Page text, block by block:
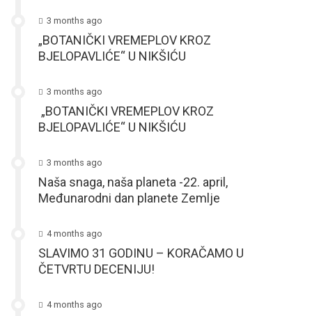
3 months ago
„BOTANIČKI VREMEPLOV KROZ
BJELOPAVLIĆE“ U NIKŠIĆU
3 months ago
„BOTANIČKI VREMEPLOV KROZ
BJELOPAVLIĆE“ U NIKŠIĆU
3 months ago
Naša snaga, naša planeta -22. april,
Međunarodni dan planete Zemlje
4 months ago
SLAVIMO 31 GODINU – KORAČAMO U
ČETVRTU DECENIJU!
4 months ago